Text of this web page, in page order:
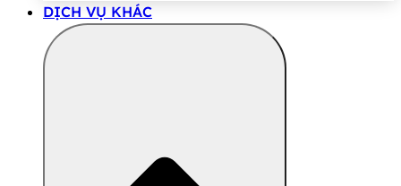
DỊCH VỤ KHÁC